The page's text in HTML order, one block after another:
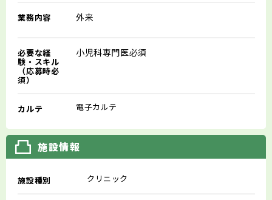
業務内容 外来
必要な経
験・スキル
（応募時必
須）
小児科専門医必須
カルテ 電子カルテ
施設情報
施設種別 クリニック